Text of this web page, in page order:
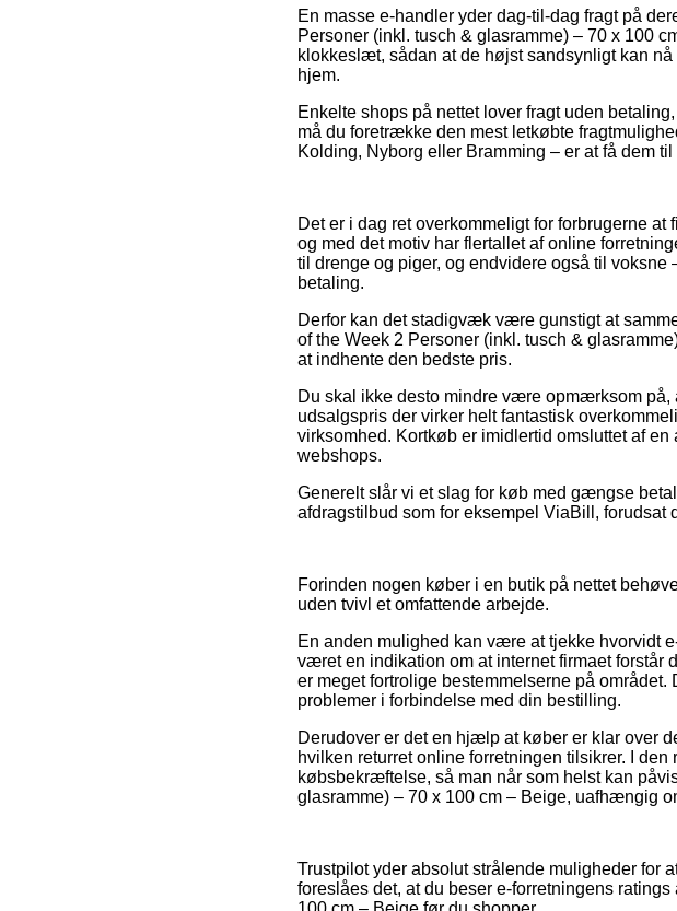
En masse e-handler yder dag-til-dag fragt på
Personer (inkl. tusch & glasramme) – 70 x 100
klokkeslæt, sådan at de højst sandsynligt kan
hjem.
Enkelte shops på nettet lover fragt uden
må du foretrække den mest letkøbte
Kolding, Nyborg eller Bramming – er at få dem
Det er i dag ret overkommeligt for forbrugerne
og med det motiv har flertallet af online
til drenge og piger, og endvidere også til
betaling.
Derfor kan det stadigvæk være gunstigt at
of the Week 2 Personer (inkl. tusch &
at indhente den bedste pris.
Du skal ikke desto mindre være opmærksom på,
udsalgspris der virker helt fantastisk
virksomhed. Kortkøb er imidlertid omsluttet af
webshops.
Generelt slår vi et slag for køb med gængse
afdragstilbud som for eksempel ViaBill, forudsat
Forinden nogen køber i en butik på nettet
uden tvivl et omfattende arbejde.
En anden mulighed kan være at tjekke hvorvidt
været en indikation om at internet firmaet forstår
er meget fortrolige bestemmelserne på
problemer i forbindelse med din bestilling.
Derudover er det en hjælp at køber er klar over
hvilken returret online forretningen tilsikrer. I
købsbekræftelse, så man når som helst kan
glasramme) – 70 x 100 cm – Beige, uafhængig
Trustpilot yder absolut strålende muligheder for
foreslåes det, at du beser e-forretningens